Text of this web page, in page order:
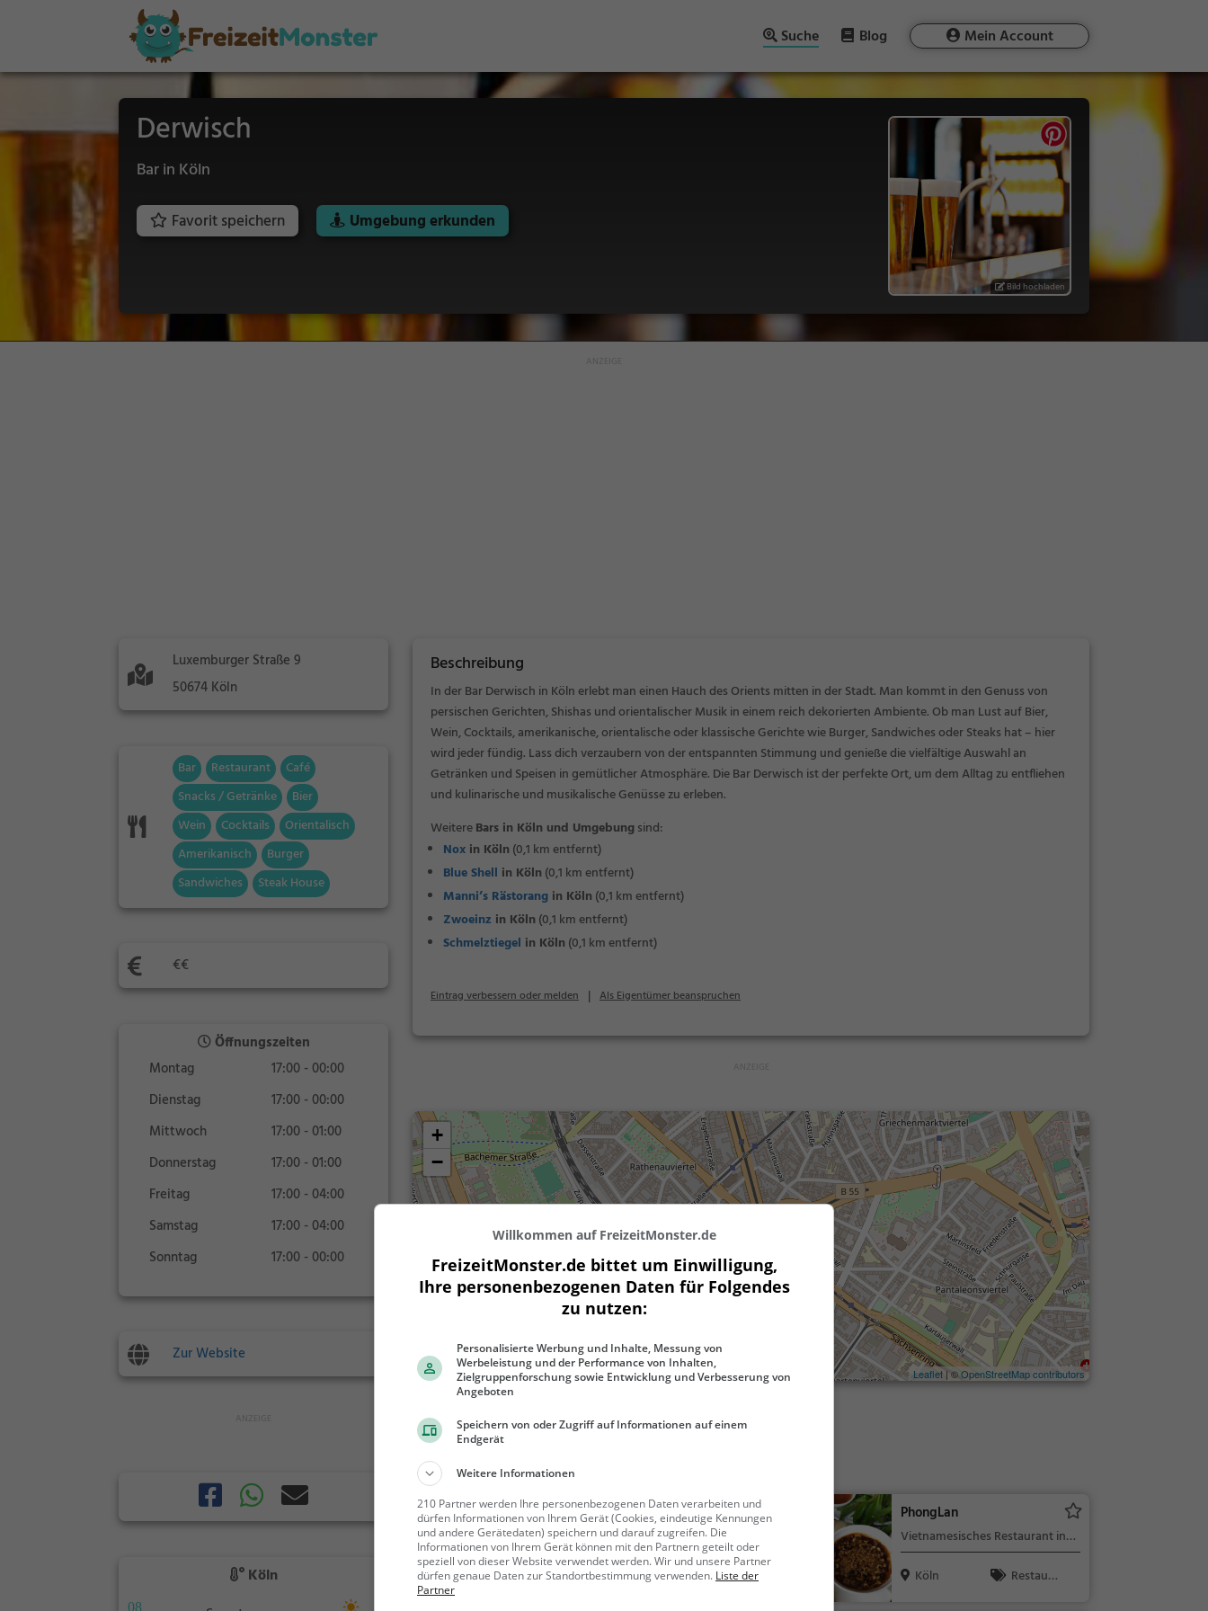
Suche Blog Mein Account
Derwisch
Bar in Köln
Favorit speichern Umgebung erkunden
Bild hochladen
Luxemburger Straße 9
50674 Köln
Bar Restaurant
Café
Snacks / Getränke
Bier
Wein
Cocktails
Orientalisch
Amerikanisch
Burger
Sandwiches
Steak House
€€
Öffnungszeiten
Montag
17:00 - 00:00
Dienstag
17:00 - 00:00
Mittwoch
17:00 - 01:00
Donnerstag
17:00 - 01:00
Freitag
17:00 - 04:00
Samstag
17:00 - 04:00
Sonntag
17:00 - 00:00
Zur Website
Köln
08
Beschreibung
In der Bar Derwisch in Köln erlebt man einen Hauch des Orients mitten in der Stadt. Man kommt in den Genuss von
persischen Gerichten, Shishas und orientalischer Musik in einem reich dekorierten Ambiente. Ob man Lust auf Bier,
Wein, Cocktails, amerikanische, orientalische oder klassische Gerichte wie Burger, Sandwiches oder Steaks hat – hier
wird jeder fündig. Lass dich verzaubern von der entspannten Stimmung und genieße die vielfältige Auswahl an
Getränken und Speisen in gemütlicher Atmosphäre. Die Bar Derwisch ist der perfekte Ort, um dem Alltag zu entfliehen
und kulinarische und musikalische Genüsse zu erleben.
WeitereBars in Köln und Umgebungsind:
Nox in Köln (0,1 km entfernt)
Blue Shell in Köln (0,1 km entfernt)
Manni’s Rästorang in Köln (0,1 km entfernt)
Zwoeinz in Köln (0,1 km entfernt)
Schmelztiegel in Köln (0,1 km entfernt)
Eintrag verbessern oder melden | Als Eigentümer beanspruchen
+
−
300 m
500 ft
Leaflet | ©OpenStreetMap contributors
Gaststätten in der Nähe von
Cubana
Restaurant in Köln
Köln
Restaura
PhongLan
Vietnamesisches Restaurant in
Köln
Köln
Restaura
Willkommen auf FreizeitMonster.de
FreizeitMonster.de bittet um Einwilligung,
Ihre personenbezogenen Daten für Folgendes
zu nutzen:
Personalisierte Werbung und Inhalte, Messung von
Werbeleistung und der Performance von Inhalten,
Zielgruppenforschung sowie Entwicklung und Verbesserung von
Angeboten
Speichern von oder Zugriff auf Informationen auf einem
Endgerät
Weitere Informationen
210 Partner werden Ihre personenbezogenen Daten verarbeiten und
dürfen Informationen von Ihrem Gerät (Cookies, eindeutige Kennungen
und andere Gerätedaten) speichern und darauf zugreifen. Die
Informationen von Ihrem Gerät können mit den Partnern geteilt oder
speziell von dieser Website verwendet werden. Wir und unsere Partner
dürfen genaue Daten zur Standortbestimmung verwenden. Liste der
Partner